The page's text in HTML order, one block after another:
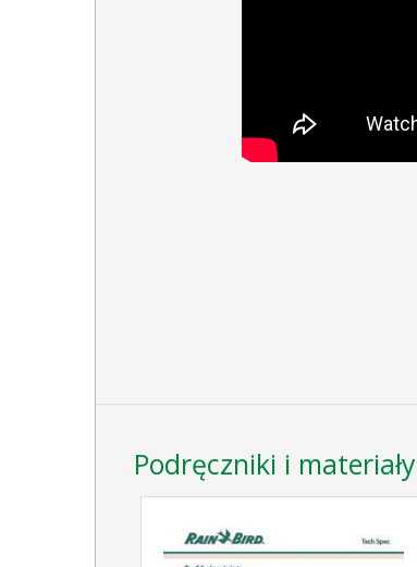
Podręczniki i materiały